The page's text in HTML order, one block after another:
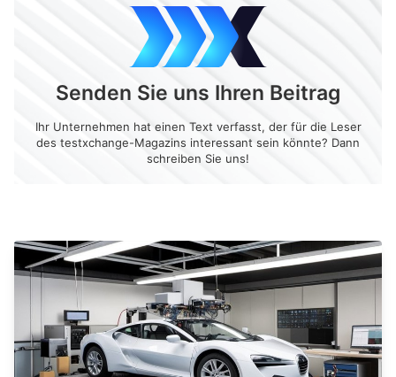
Senden Sie uns Ihren Beitrag
Ihr Unternehmen hat einen Text verfasst, der für die Leser
des testxchange-Magazins interessant sein könnte? Dann
schreiben Sie uns!